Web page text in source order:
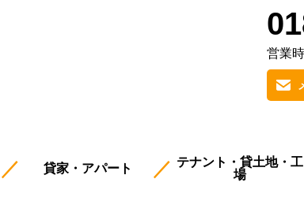
営業
貸家・アパート
テナント・貸土地・工
場